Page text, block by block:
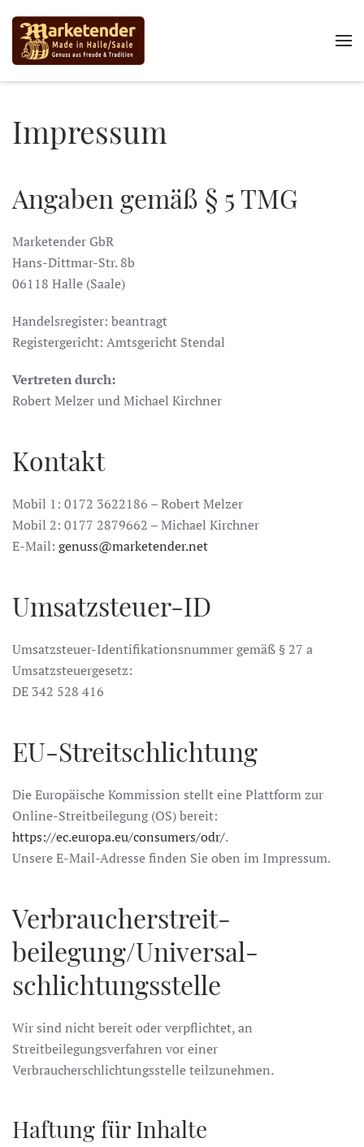
Impressum
Angaben gemäß § 5 TMG
Marketender GbR
Hans-Dittmar-Str. 8b
06118 Halle (Saale)
Handelsregister: beantragt
Registergericht: Amtsgericht Stendal
Vertreten durch:
Robert Melzer und Michael Kirchner
Kontakt
Mobil 1: 0172 3622186 – Robert Melzer
Mobil 2: 0177 2879662 – Michael Kirchner
E-Mail: genuss@marketender.net
Umsatzsteuer-ID
Umsatzsteuer-Identifikationsnummer gemäß § 27 a
Umsatzsteuergesetz:
DE 342 528 416
EU-Streitschlichtung
Die Europäische Kommission stellt eine Plattform zur
Online-Streitbeilegung (OS) bereit:
https://ec.europa.eu/consumers/odr/.
Unsere E-Mail-Adresse finden Sie oben im Impressum.
Verbraucher­streit­
beilegung/Universal­
schlichtungs­stelle
Wir sind nicht bereit oder verpflichtet, an
Streitbeilegungsverfahren vor einer
Verbraucherschlichtungsstelle teilzunehmen.
Haftung für Inhalte